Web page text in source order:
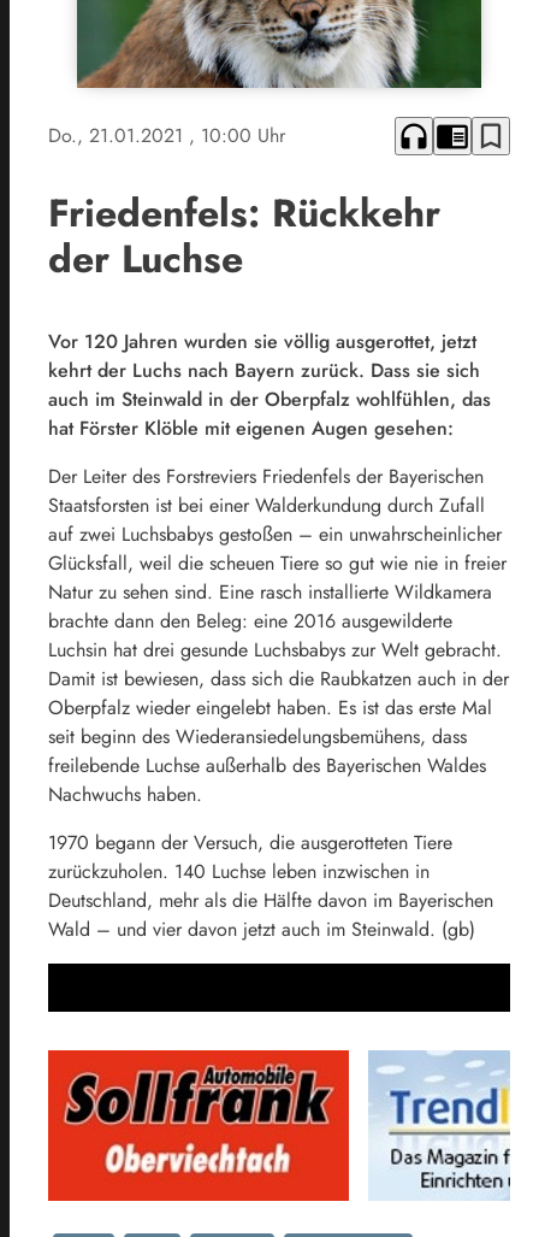
Do., 21.01.2021 , 10:00 Uhr headphones chrome_reader_mode bookmark_border
Friedenfels: Rückkehr
der Luchse
Vor 120 Jahren wurden sie völlig ausgerottet, jetzt
kehrt der Luchs nach Bayern zurück. Dass sie sich
auch im Steinwald in der Oberpfalz wohlfühlen, das
hat Förster Klöble mit eigenen Augen gesehen:
Der Leiter des Forstreviers Friedenfels der Bayerischen
Staatsforsten ist bei einer Walderkundung durch Zufall
auf zwei Luchsbabys gestoßen – ein unwahrscheinlicher
Glücksfall, weil die scheuen Tiere so gut wie nie in freier
Natur zu sehen sind. Eine rasch installierte Wildkamera
brachte dann den Beleg: eine 2016 ausgewilderte
Luchsin hat drei gesunde Luchsbabys zur Welt gebracht.
Damit ist bewiesen, dass sich die Raubkatzen auch in der
Oberpfalz wieder eingelebt haben. Es ist das erste Mal
seit beginn des Wiederansiedelungsbemühens, dass
freilebende Luchse außerhalb des Bayerischen Waldes
Nachwuchs haben.
1970 begann der Versuch, die ausgerotteten Tiere
zurückzuholen. 140 Luchse leben inzwischen in
Deutschland, mehr als die Hälfte davon im Bayerischen
Wald – und vier davon jetzt auch im Steinwald. (gb)